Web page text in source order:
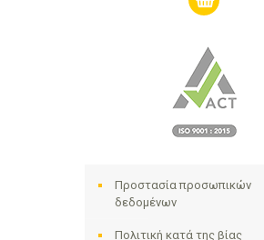
basket
Προστασία προσωπικών
δεδομένων
Πολιτική κατά της βίας